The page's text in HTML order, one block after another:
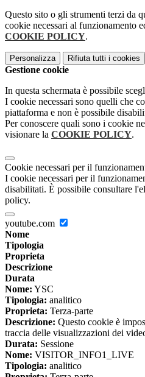
Questo sito o gli strumenti terzi da
cookie necessari al funzionamento
COOKIE POLICY.
Personalizza Rifiuta tutti i cookies
Gestione cookie
In questa schermata è possibile
I cookie necessari sono quelli che
piattaforma e non è possibile
Per conoscere quali sono i cookie
visionare la COOKIE POLICY.
Cookie necessari per il
I cookie necessari per il
disabilitati. È possibile consultare
policy.
youtube.com
Nome
Tipologia
Proprieta
Descrizione
Durata
Nome: YSC
Tipologia: analitico
Proprieta: Terza-parte
Descrizione: Questo cookie è
traccia delle visualizzazioni dei
Durata: Sessione
Nome: VISITOR_INFO1_LIVE
Tipologia: analitico